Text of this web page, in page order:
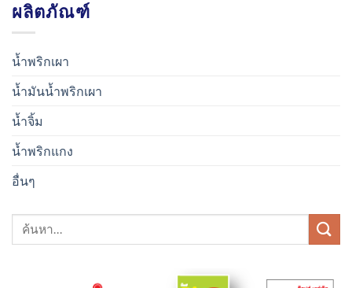
ผลิตภัณฑ์
น้ำพริกเผา
น้ำมันน้ำพริกเผา
น้ำจิ้ม
น้ำพริกแกง
อื่นๆ
ค้นหา: